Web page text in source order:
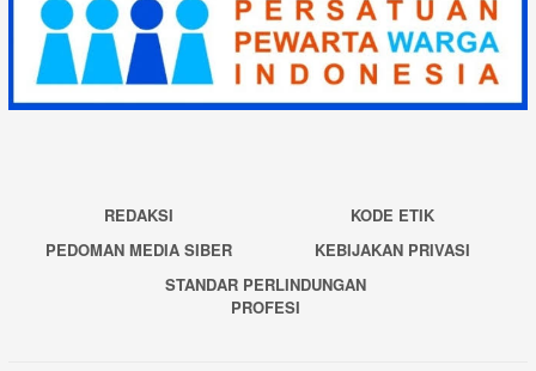
REDAKSI
KODE ETIK
PEDOMAN MEDIA SIBER
KEBIJAKAN PRIVASI
STANDAR PERLINDUNGAN
PROFESI